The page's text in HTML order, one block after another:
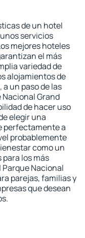
de un hotel
servicios
mejores hoteles
el más
variedad de
alojamientos de
un paso de las
Grand
de hacer uso
elegir una
perfectamente a
probablemente
como un
los más
Nacional
parejas, familias y
que desean